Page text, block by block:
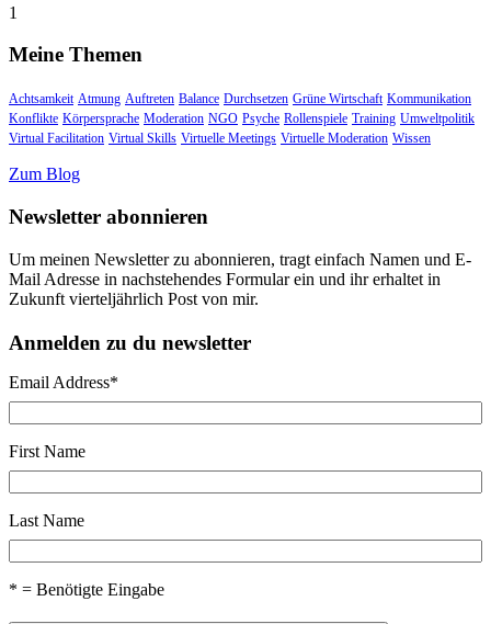
1
Meine Themen
Achtsamkeit Atmung Auftreten Balance Durchsetzen Grüne Wirtschaft Kommunikation
Konflikte Körpersprache Moderation NGO Psyche Rollenspiele Training Umweltpolitik
Virtual Facilitation Virtual Skills Virtuelle Meetings Virtuelle Moderation Wissen
Zum Blog
Newsletter abonnieren
Um meinen Newsletter zu abonnieren, tragt einfach Namen und E-
Mail Adresse in nachstehendes Formular ein und ihr erhaltet in
Zukunft vierteljährlich Post von mir.
Anmelden zu du newsletter
Email Address*
First Name
Last Name
* = Benötigte Eingabe